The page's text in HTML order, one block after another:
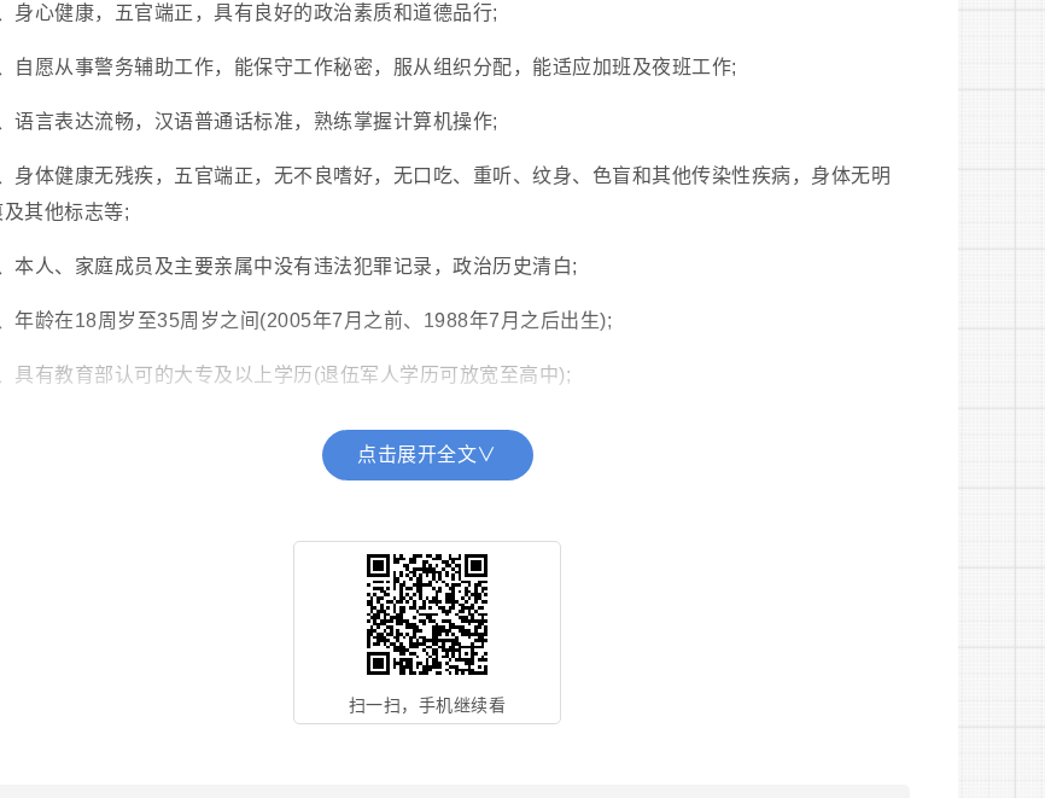
身心健康，五官端正，具有良好的政治素质和道德品行;
自愿从事警务辅助工作，能保守工作秘密，服从组织分配，能适应加班及夜班工作;
语言表达流畅，汉语普通话标准，熟练掌握计算机操作;
身体健康无残疾，五官端正，无不良嗜好，无口吃、重听、纹身、色盲和其他传染性疾病，身体无明
及其他标志等;
本人、家庭成员及主要亲属中没有违法犯罪记录，政治历史清白;
年龄在18周岁至35周岁之间(2005年7月之前、1988年7月之后出生);
具有教育部认可的大专及以上学历(退伍军人学历可放宽至高中);
、由于岗位特殊性强，要求应聘者服务期限至少一年起。
、受过刑事处罚或者涉嫌违法犯罪尚未查清的;
点击展开全文∨
扫一扫，手机继续看